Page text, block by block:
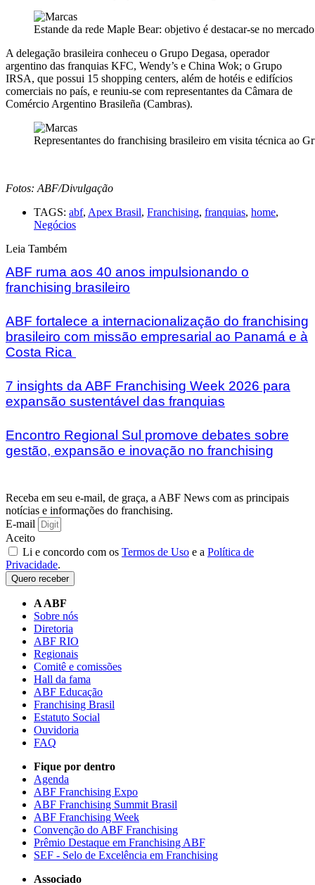
Estande da rede Maple Bear: objetivo é destacar-se no
A delegação brasileira conheceu o Grupo Degasa, operador
argentino das franquias KFC, Wendy’s e China Wok; o Grupo
IRSA, que possui 15 shopping centers, além de hotéis e edifícios
comerciais no país, e reuniu-se com representantes da Câmara de
Comércio Argentino Brasileña (Cambras).
Representantes do franchising brasileiro em visita técnica ao
Fotos: ABF/Divulgação
TAGS: abf, Apex Brasil, Franchising, franquias, home,
Negócios
Leia Também
ABF ruma aos 40 anos impulsionando o
franchising brasileiro
ABF fortalece a internacionalização do franchising
brasileiro com missão empresarial ao Panamá e à
Costa Rica
7 insights da ABF Franchising Week 2026 para
expansão sustentável das franquias
Encontro Regional Sul promove debates sobre
gestão, expansão e inovação no franchising
Receba em seu e-mail, de graça, a ABF News com as principais
notícias e informações do franchising.
E-mail
Aceito
Li e concordo com os Termos de Uso e a Política de
Privacidade.
Quero receber
A ABF
Sobre nós
Diretoria
ABF RIO
Regionais
Comitê e comissões
Hall da fama
ABF Educação
Franchising Brasil
Estatuto Social
Ouvidoria
FAQ
Fique por dentro
Agenda
ABF Franchising Expo
ABF Franchising Summit Brasil
ABF Franchising Week
Convenção do ABF Franchising
Prêmio Destaque em Franchising ABF
SEF - Selo de Excelência em Franchising
Associado